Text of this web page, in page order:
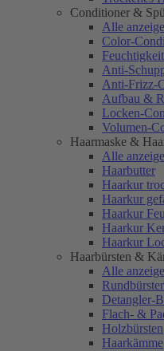
Conditioner &
Alle
Color-
Anti-
Anti-Frizz-
Aufbau &
Locken-
Volumen-
Haarmaske &
Alle
Haarbutter
Haarkur
Haarkur
Haarkur
Haarkur
Haarkur
Haarbürsten &
Alle
Detangler-
Flach- &
Holzbürsten
Haarkämme